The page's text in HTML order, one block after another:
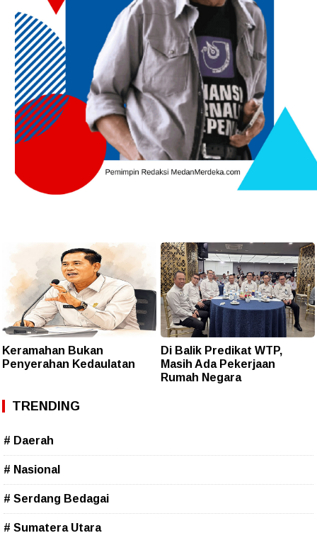
Keramahan Bukan
Penyerahan Kedaulatan
Di Balik Predikat WTP,
Masih Ada Pekerjaan
Rumah Negara
TRENDING
# Daerah
# Nasional
# Serdang Bedagai
# Sumatera Utara